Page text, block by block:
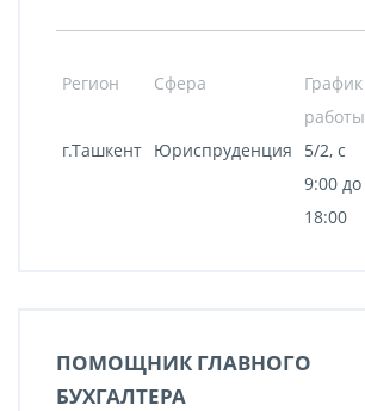
Регион Сфера
График
работы
г.Ташкент Юриспруденция
5/2, с
9:00 до
18:00
ПОМОЩНИК ГЛАВНОГО
БУХГАЛТЕРА